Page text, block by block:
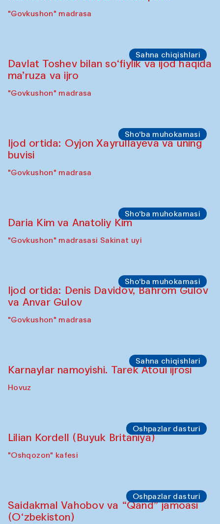
"Govkushon" madrasa
Sahna chiqishlari
Davlat Toshev bilan so‘fiylik va ijod haqida
ma’ruza va ijro
"Govkushon" madrasa
Sho‘ba muhokamasi
Ijod ortida: Oyjon Xayrullayeva va uning
buvisi
"Govkushon" madrasa
Sho‘ba muhokamasi
Daria Kim va Anatoliy Kim
"Govkushon" madrasasi Sakinat uyi
Sho‘ba muhokamasi
Ijod ortida: Denis Davidov, Bahrom Gulov
va Anvar Gulov
"Govkushon" madrasa
Sahna chiqishlari
Karnaylar namoyishi. Tarek Atoui ijrosi
Hovuz
Oshpazlar dasturi
Lilian Kordell (Buyuk Britaniya)
"Oshqozon" kafesi
Oshpazlar dasturi
Saidakmal Vahobov va “Qand” jamoasi
(O‘zbekiston)